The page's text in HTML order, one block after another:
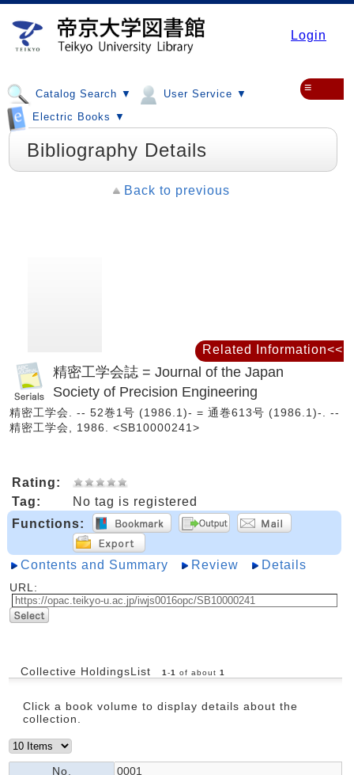
Login
Catalog Search ▼
User Service ▼
Electric Books ▼
≡
Bibliography Details
Back to previous
精密工学会誌 = Journal of the Japan
Society of Precision Engineering
精密工学会. -- 52巻1号 (1986.1)- = 通巻613号 (1986.1)-. --
精密工学会, 1986. <SB10000241>
Rating:
Tag:
No tag is registered
Functions:
Contents and Summary Review Details
URL:
Collective HoldingsList 1 -1 of about 1
Click a book volume to display details about the
collection.
No.
0001
Related Information<<